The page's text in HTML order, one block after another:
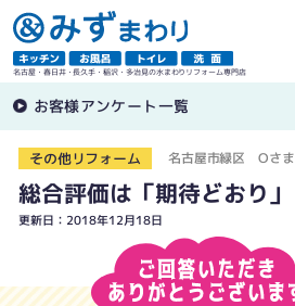
名古屋・春日井・長久手・稲沢・多治見の水まわりリフォーム専門店
お客様アンケート一覧
その他リフォーム 名古屋市緑区 Oさま
総合評価は「期待どおり」
更新日：2018年12月18日